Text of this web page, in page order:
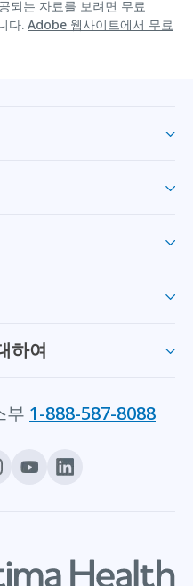
되는 자료를 보려면 무료
다. Adobe 웹사이트에서 무료
하여
부 1-888-587-8088